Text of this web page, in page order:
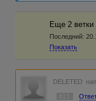
Еще 2 ветки
Последний:
Показать
DELETED